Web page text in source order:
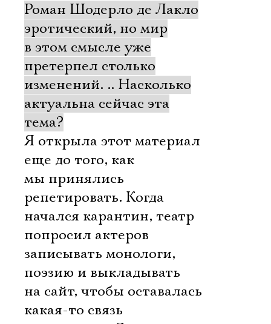
Роман Шодерло де Лакло
эротический, но мир
в этом смысле уже
претерпел столько
изменений. .. Насколько
актуальна сейчас эта
тема?
Я открыла этот материал
еще до того, как
мы принялись
репетировать. Когда
начался карантин, театр
попросил актеров
записывать монологи,
поэзию и выкладывать
на сайт, чтобы оставалась
какая-то связь